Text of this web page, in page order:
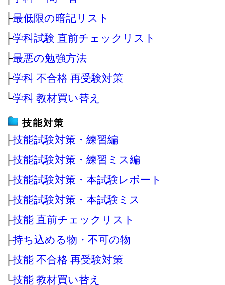
├最低限の暗記リスト
├学科試験 直前チェックリスト
├最悪の勉強方法
├学科 不合格 再受験対策
└学科 教材買い替え
技能対策
├技能試験対策・練習編
├技能試験対策・練習ミス編
├技能試験対策・本試験レポート
├技能試験対策・本試験ミス
├技能 直前チェックリスト
├持ち込める物・不可の物
├技能 不合格 再受験対策
└技能 教材買い替え